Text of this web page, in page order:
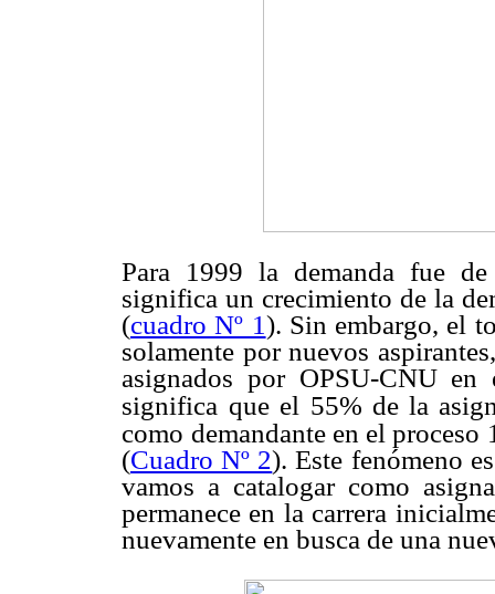
Para 1999 la demanda fue
significa un crecimiento de la
(cuadro Nº 1). Sin embargo, el
solamente por nuevos
asignados por OPSU-CNU
significa que el 55% de la
como demandante en el
(Cuadro Nº 2). Este fenómeno
vamos a catalogar como
permanece en la carrera
nuevamente en busca de una